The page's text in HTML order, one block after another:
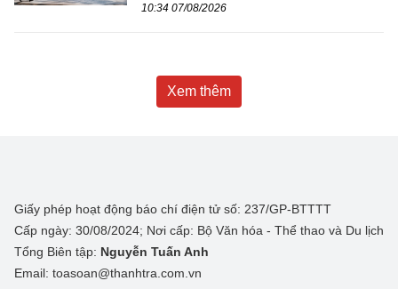
10:34 07/08/2026
Xem thêm
Giấy phép hoạt động báo chí điện tử số: 237/GP-BTTTT
Cấp ngày: 30/08/2024; Nơi cấp: Bộ Văn hóa - Thể thao và Du lịch
Tổng Biên tập: Nguyễn Tuấn Anh
Email: toasoan@thanhtra.com.vn